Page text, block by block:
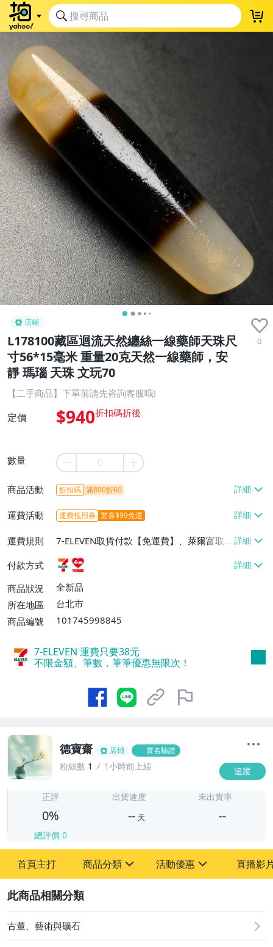
店鋪
L178100藏區迴流天然纏絲一線藥師天珠尺
寸56*15毫米 重量20克天然一線藥師，安
靜 瑪瑙 天珠 文玩70
0
【二手商品】下單前請先咨詢客服哦!
定價 $940
數量
商品活動 折扣碼 滿800折60
運費活動 運費抵用券 驚喜$99免運
運費規則
7-ELEVEN取貨付款【免運費】、萊爾富取
貨付款【免運費】
付款方式
商品狀況
全新品
所在地區
台北市
商品編號
101745998845
7-ELEVEN 運費只要38元
不限金額、筆數，筆筆優惠無限次！
德寶齋 店鋪 實名驗證
粉絲數 1 1小時前上線 追蹤
-
正評
0%
總評價 0
出貨速度
-- 天
未出貨率
--
首頁主打 商品分類
其它
活動優惠
[全店] 追蹤本賣場立減60元【粉絲轉享】
直播影
古董、藝術與礦石